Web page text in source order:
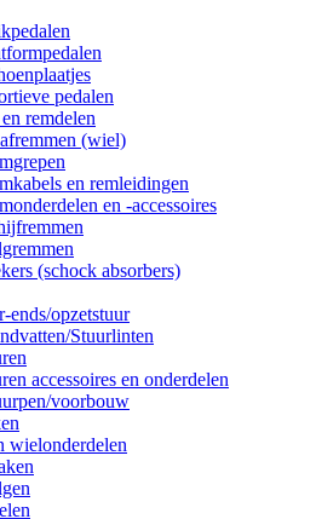
pedalen
remdelen
(wiel)
en remleidingen
en -accessoires
(schock absorbers)
ends/opzetstuur
Stuurlinten
accessoires en onderdelen
voorbouw
wielonderdelen